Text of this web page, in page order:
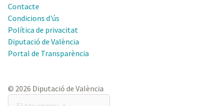
Contacte
Condicions d'ús
Política de privacitat
Diputació de València
Portal de Transparència
© 2026 Diputació de València